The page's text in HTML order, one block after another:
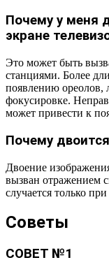
Почему у меня
экране
Это может быть
станциями. Более
появлению ореолов,
фокусировке.
может привести к
Почему
Двоение
вызван отражением
случается только
Советы
СОВЕТ №1